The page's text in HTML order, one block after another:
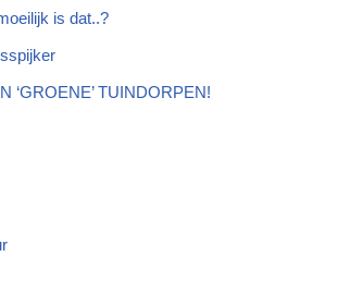
is dat..?
‘GROENE’ TUINDORPEN!